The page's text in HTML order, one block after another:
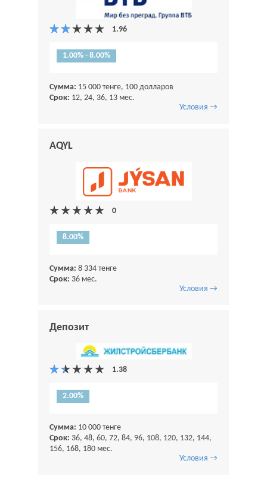
1.00% - 8.00%
Сумма: 15 000 тенге, 100 долларов
Срок: 12, 24, 36, 13 мес.
Условия →
AQYL
8.00%
Сумма: 8 334 тенге
Срок: 36 мес.
Условия →
Депозит
2.00%
Сумма: 10 000 тенге
Срок: 36, 48, 60, 72, 84, 96, 108, 120, 132, 144,
156, 168, 180 мес.
Условия →